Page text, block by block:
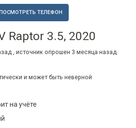
ПОСМОТРЕТЬ ТЕЛЕФОН
Raptor 3.5, 2020
, источник опрошен 3 месяца назад
и может быть неверной
на учёте